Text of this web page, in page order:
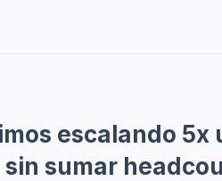
escalando 5x
sumar